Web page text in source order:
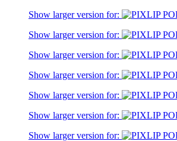
Show larger version for:
Show larger version for:
Show larger version for:
Show larger version for:
Show larger version for:
Show larger version for:
Show larger version for: